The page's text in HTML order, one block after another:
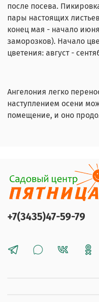
после посева.
пары настоящих
конец мая - начало
заморозков). Начало
цветения: август -
Ангелония легко
наступлением осени
помещение, и оно
+7(3435)47-59-79